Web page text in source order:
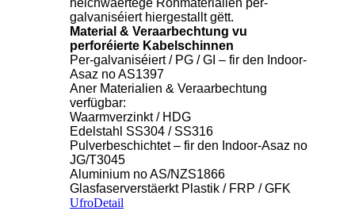
héichwäertege Rohmaterialien per-
galvaniséiert hiergestallt gëtt.
Material & Veraarbechtung vu
perforéierte Kabelschinnen
Per-galvaniséiert / PG / GI – fir den Indoor-
Asaz no AS1397
Aner Materialien & Veraarbechtung
verfügbar:
Waarmverzinkt / HDG
Edelstahl SS304 / SS316
Pulverbeschichtet – fir den Indoor-Asaz no
JG/T3045
Aluminium no AS/NZS1866
Glasfaserverstäerkt Plastik / FRP / GFK
UfroDetail